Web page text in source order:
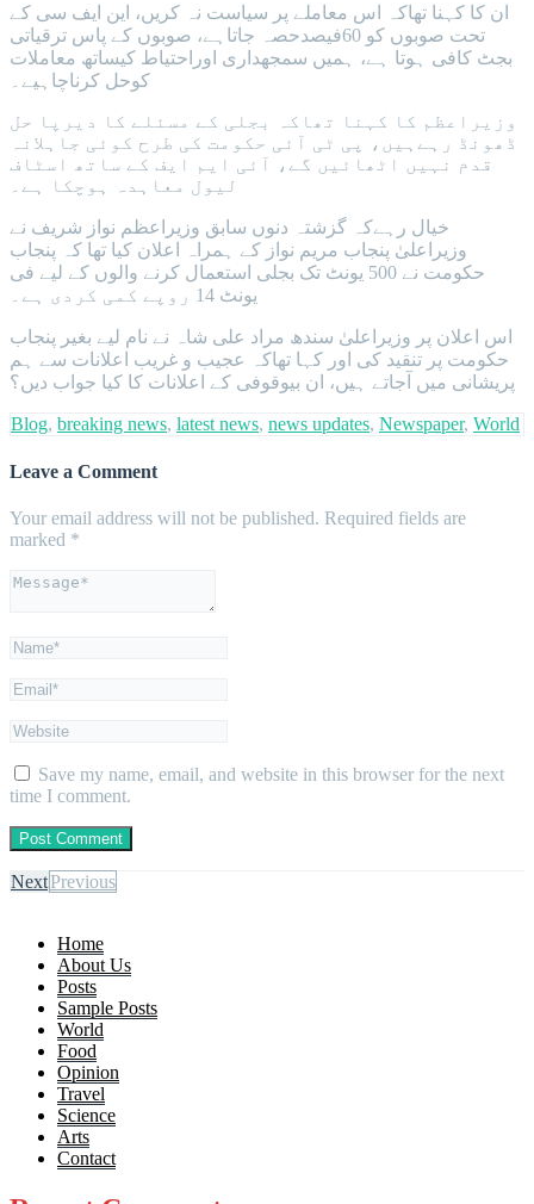
ان کا کہنا تھاکہ اس معاملے پر سیاست نہ کریں، این ایف سی کے
تحت صوبوں کو 60فیصدحصہ جاتاہے، صوبوں کے پاس ترقیاتی
بجٹ کافی ہوتا ہے، ہمیں سمجھداری اوراحتیاط کیساتھ معاملات
کوحل کرناچاہیے۔
وزیراعظم کا کہنا تھاکہ بجلی کے مسئلے کا دیرپا حل
ڈھونڈ رہےہیں، پی ٹی آئی حکومت کی طرح کوئی جاہلانہ
قدم نہیں اٹھائیں گے، آئی ایم ایف کے ساتھ اسٹاف
لیول معاہدہ ہوچکا ہے۔
خیال رہےکہ گزشتہ دنوں سابق وزیراعظم نواز شریف نے
وزیراعلیٰ پنجاب مریم نواز کے ہمراہ اعلان کیا تھا کہ پنجاب
حکومت نے 500 یونٹ تک بجلی استعمال کرنے والوں کے لیے فی
یونٹ 14 روپے کمی کردی ہے۔
اس اعلان پر وزیراعلیٰ سندھ مراد علی شاہ نے نام لیے بغیر پنجاب
حکومت پر تنقید کی اور کہا تھاکہ عجیب و غریب اعلانات سے ہم
پریشانی میں آجاتے ہیں، ان بیوقوفی کے اعلانات کا کیا جواب دیں؟
Blog, breaking news, latest news, news updates, Newspaper, World
Leave a Comment
Your email address will not be published. Required fields are
marked *
Save my name, email, and website in this browser for the next
time I comment.
NextPrevious
Home
About Us
Posts
Sample Posts
World
Food
Opinion
Travel
Science
Arts
Contact